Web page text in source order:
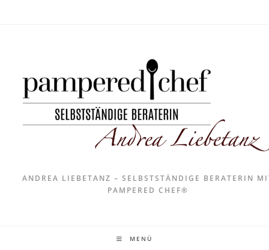
ANDREA LIEBETANZ – SELBSTSTÄNDIGE BERATERIN
PAMPERED CHEF®
MENÜ